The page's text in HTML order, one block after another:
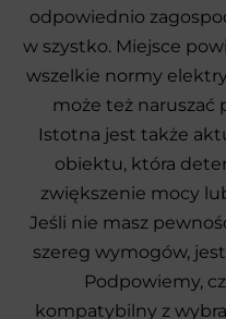
odpowiednio
w szystko. Miejsce
wszelkie normy
może też naruszać
Istotna jest także
obiektu, która
zwiększenie mocy
Jeśli nie masz
szereg wymogów,
Podpowiemy,
kompatybilny z